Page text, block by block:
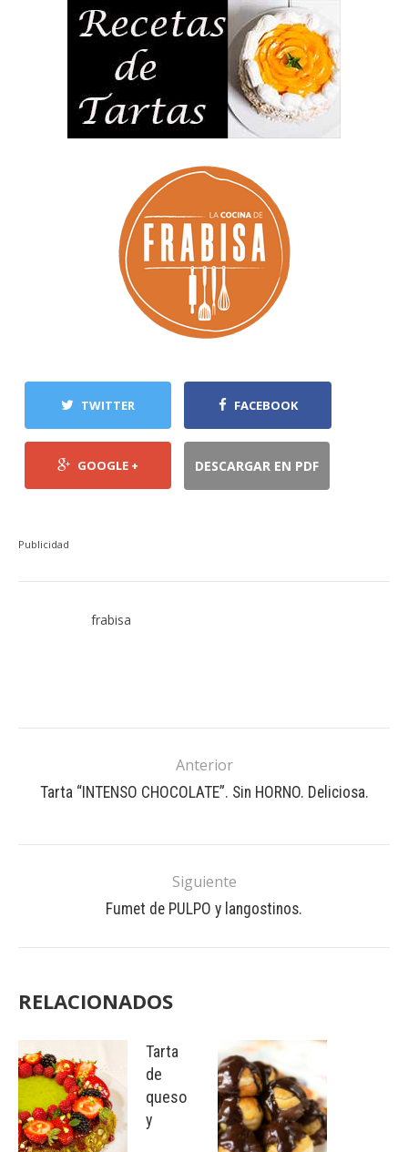
TWITTER FACEBOOK
GOOGLE + DESCARGAR EN PDF
Publicidad
frabisa
Anterior
Tarta “INTENSO CHOCOLATE”. Sin HORNO. Deliciosa.
Siguiente
Fumet de PULPO y langostinos.
RELACIONADOS
Tarta
de
queso
y